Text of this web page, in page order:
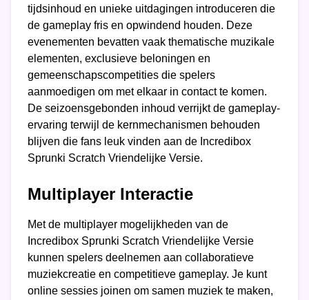
tijdsinhoud en unieke uitdagingen introduceren die
de gameplay fris en opwindend houden. Deze
evenementen bevatten vaak thematische muzikale
elementen, exclusieve beloningen en
gemeenschapscompetities die spelers
aanmoedigen om met elkaar in contact te komen.
De seizoensgebonden inhoud verrijkt de gameplay-
ervaring terwijl de kernmechanismen behouden
blijven die fans leuk vinden aan de Incredibox
Sprunki Scratch Vriendelijke Versie.
Multiplayer Interactie
Met de multiplayer mogelijkheden van de
Incredibox Sprunki Scratch Vriendelijke Versie
kunnen spelers deelnemen aan collaboratieve
muziekcreatie en competitieve gameplay. Je kunt
online sessies joinen om samen muziek te maken,